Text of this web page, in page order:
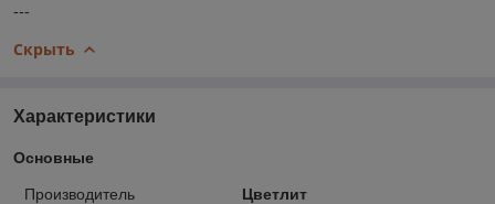
---
Скрыть
Характеристики
Основные
Производитель
Цветлит